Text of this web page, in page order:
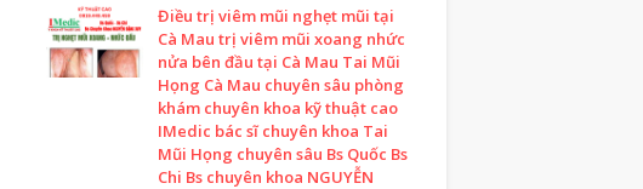
Điều trị viêm mũi nghẹt mũi tại
Cà Mau trị viêm mũi xoang nhức
nửa bên đầu tại Cà Mau Tai Mũi
Họng Cà Mau chuyên sâu phòng
khám chuyên khoa kỹ thuật cao
IMedic bác sĩ chuyên khoa Tai
Mũi Họng chuyên sâu Bs Quốc Bs
Chi Bs chuyên khoa NGUYỄN